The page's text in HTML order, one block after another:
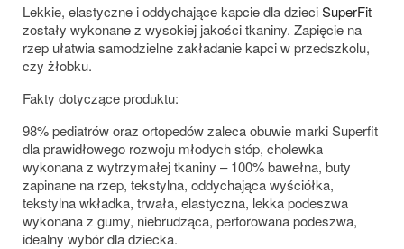
Lekkie, elastyczne i oddychające kapcie dla dzieciSuperFit
zostały wykonane z wysokiej jakości tkaniny. Zapięcie na
rzep ułatwia samodzielne zakładanie kapci w przedszkolu,
czy żłobku.
Fakty dotyczące produktu:
98% pediatrów oraz ortopedów zaleca obuwie marki Superfit
dla prawidłowego rozwoju młodych stóp, cholewka
wykonana z wytrzymałej tkaniny – 100% bawełna, buty
zapinane na rzep, tekstylna, oddychająca wyściółka,
tekstylna wkładka, trwała, elastyczna, lekka podeszwa
wykonana z gumy, niebrudząca, perforowana podeszwa,
idealny wybór dla dziecka.